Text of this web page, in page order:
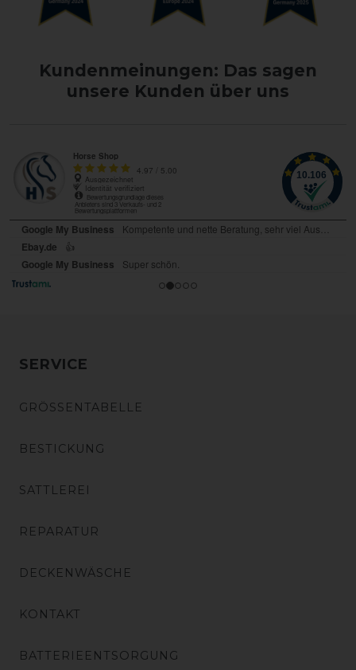
Kundenmeinungen: Das sagen
unsere Kunden über uns
SERVICE
GRÖSSENTABELLE
BESTICKUNG
SATTLEREI
REPARATUR
DECKENWÄSCHE
KONTAKT
BATTERIEENTSORGUNG